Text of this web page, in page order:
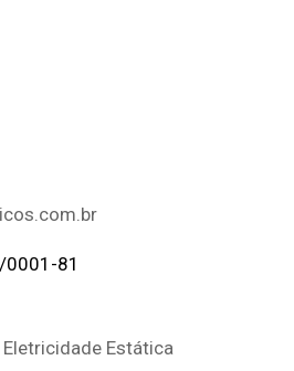
0001-81
Estática